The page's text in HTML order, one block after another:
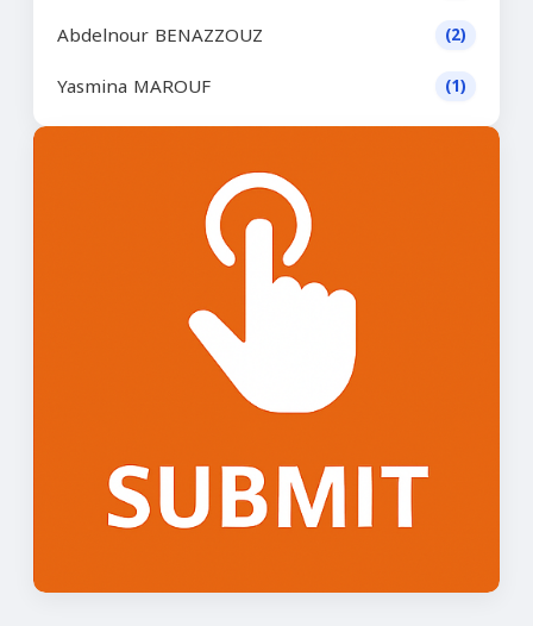
Abdelnour BENAZZOUZ (2)
Yasmina MAROUF (1)